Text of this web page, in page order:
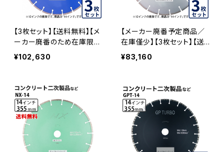
【3枚セット】【送料無料】【メ
ーカー廃番のため在庫限
り】乾式 EXR330 14インチ
コンクリート二次製品など
¥102,630
【メーカー廃番予定商品／
在庫僅少】【3枚セット】【送
料無料】乾式 EXR260 14イ
ンチ コンクリート二次製品
60-14 EXR260-14-03
¥83,160